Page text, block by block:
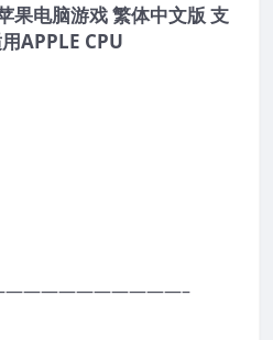
果电脑游戏 繁体中文版 支
APPLE CPU